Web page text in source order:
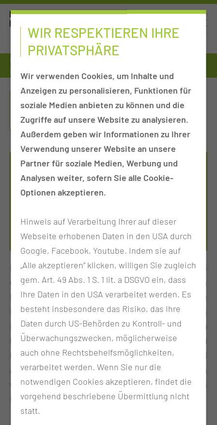
Fort- & Weiterbildung
Sedierung und Notfallmanagement in der Endoskopie
SEDIERUNG UND
NOTFALLMANAGEMENT IN DER
ENDOSKOPIE
FORT- UND
WEITERBILDUNGSZENTRUM
Per E-Mail kontaktieren
Die zunehmende Zahl endoskopischer Eingriffe
unter Sedierung erfordert ein hohes Maß an
Fachwissen und Handlungssicherheit. Diese
Fortbildung vermittelt Kenntnisse zur sicheren
Durchführung von Sedierungen sowie zum
Notfallmanagement bei Risikopatientinnen und
Risikopatienten. Ziel ist es, Pflege- und
Assistenzpersonal für ein
verantwortungsbewusstes, patientenorientiertes
Handeln im endoskopischen Alltag zu qualifizieren.
WIR RESPEKTIEREN IHRE
PRIVATSPHÄRE
Wir verwenden Cookies, um Inhalte und
Anzeigen zu personalisieren, Funktionen für
soziale Medien anbieten zu können und die
Zugriffe auf unsere Website zu analysieren.
Außerdem geben wir Informationen zu Ihrer
Verwendung unserer Website an unsere
Partner für soziale Medien, Werbung und
Analysen weiter, sofern Sie alle Cookie-
Optionen akzeptieren.
Hinweis auf Verarbeitung Ihrer auf dieser
Webseite erhobenen Daten in den USA durch
Google, Facebook, Youtube. Indem sie auf
„Alle akzeptieren“ klicken, willigen Sie zugleich
gem. Art. 49 Abs. 1 S. 1 lit. a DSGVO ein, dass
Ihre Daten in den USA verarbeitet werden. Es
besteht insbesondere das Risiko, das Ihre
Daten durch US-Behörden zu Kontroll- und
Überwachungszwecken, möglicherweise
auch ohne Rechtsbehelfsmöglichkeiten,
verarbeitet werden. Wenn Sie nur die
notwendigen Cookies akzeptieren, findet die
vorgehend beschriebene Übermittlung nicht
statt.